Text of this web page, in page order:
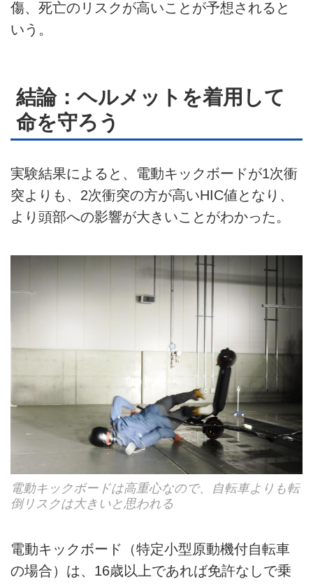
傷、死亡のリスクが高いことが予想されると
いう。
結論：ヘルメットを着用して
命を守ろう
実験結果によると、電動キックボードが1次衝
突よりも、2次衝突の方が高いHIC値となり、
より頭部への影響が大きいことがわかった。
電動キックボードは高重心なので、自転車よりも転
倒リスクは大きいと思われる
電動キックボード（特定小型原動機付自転車
の場合）は、16歳以上であれば免許なしで乗